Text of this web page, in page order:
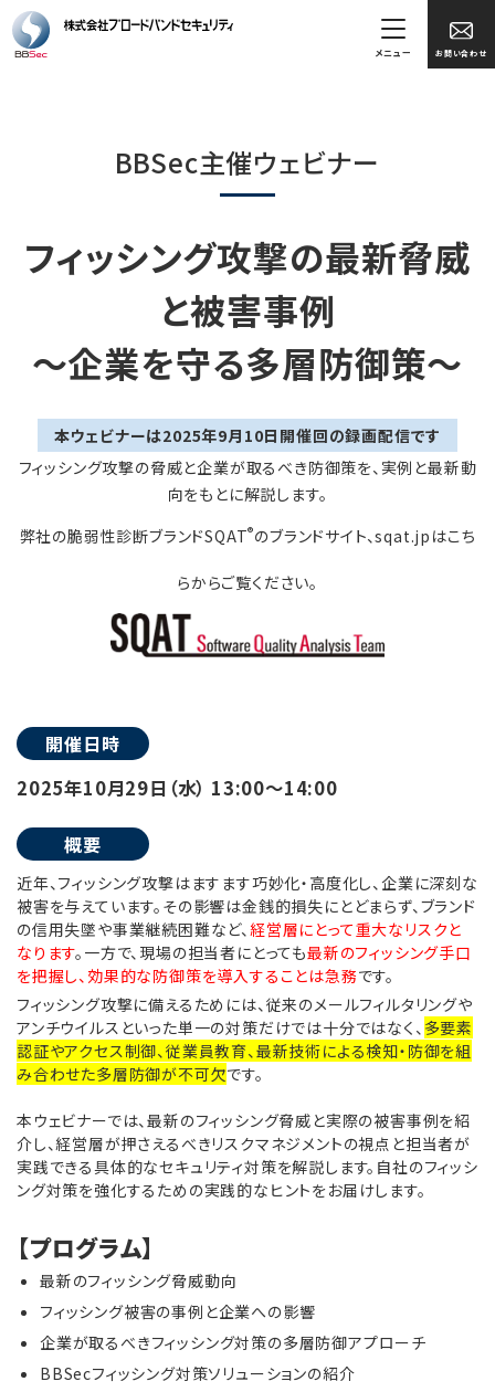
お問い合わせ
メニュー
BBSec主催ウェビナー
フィッシング攻撃の最新脅威
と被害事例
〜企業を守る多層防御策〜
本ウェビナーは2025年9月10日開催回の録画配信です
フィッシング攻撃の脅威と企業が取るべき防御策を、実例と最新動
向をもとに解説します。
弊社の脆弱性診断ブランドSQAT®のブランドサイト、sqat.jpはこち
らからご覧ください。
開催日時
2025年10月29日（水） 13:00～14:00
概要
近年、フィッシング攻撃はますます巧妙化・高度化し、企業に深刻な
被害を与えています。その影響は金銭的損失にとどまらず、ブランド
の信用失墜や事業継続困難など、経営層にとって重大なリスクと
なります。一方で、現場の担当者にとっても最新のフィッシング手口
を把握し、効果的な防御策を導入することは急務です。
フィッシング攻撃に備えるためには、従来のメールフィルタリングや
アンチウイルスといった単一の対策だけでは十分ではなく、 多要素
認証やアクセス制御、従業員教育、最新技術による検知・防御を組
み合わせた多層防御が不可欠です。
本ウェビナーでは、最新のフィッシング脅威と実際の被害事例を紹
介し、経営層が押さえるべきリスクマネジメントの視点と担当者が
実践できる具体的なセキュリティ対策を解説します。自社のフィッシ
ング対策を強化するための実践的なヒントをお届けします。
【プログラム】
最新のフィッシング脅威動向
フィッシング被害の事例と企業への影響
企業が取るべきフィッシング対策の多層防御アプローチ
BBSecフィッシング対策ソリューションの紹介